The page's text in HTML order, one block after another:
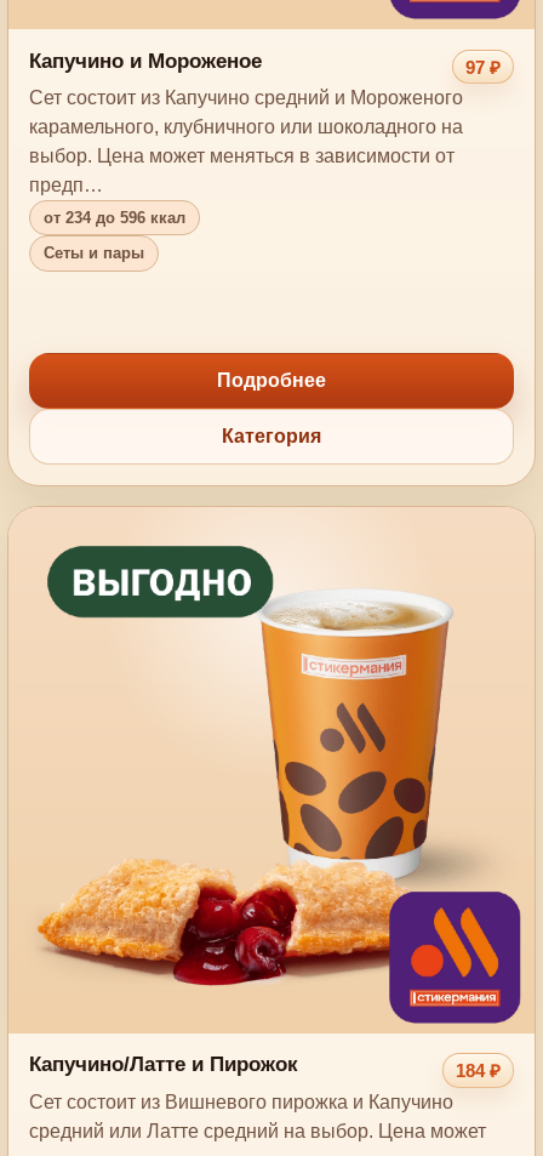
Капучино и Мороженое
97 ₽
Сет состоит из Капучино средний и Мороженого
карамельного, клубничного или шоколадного на
выбор. Цена может меняться в зависимости от
предп…
от 234 до 596 ккал
Сеты и пары
Подробнее
Категория
Капучино/Латте и Пирожок
184 ₽
Сет состоит из Вишневого пирожка и Капучино
средний или Латте средний на выбор. Цена может